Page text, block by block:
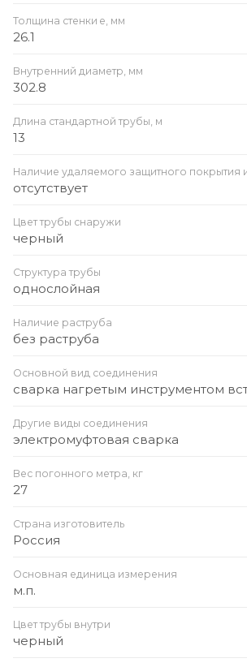
Толщина стенки e, мм
26.1
Внутренний диаметр, мм
302.8
Длина стандартной трубы, м
13
Наличие удаляемого защитного покрытия
отсутствует
Цвет трубы снаружи
черный
Структура трубы
однослойная
Наличие раструба
без раструба
Основной вид соединения
сварка нагретым инструментом
Другие виды соединения
электромуфтовая сварка
Вес погонного метра, кг
27
Страна изготовитель
Россия
Основная единица измерения
м.п.
Цвет трубы внутри
черный